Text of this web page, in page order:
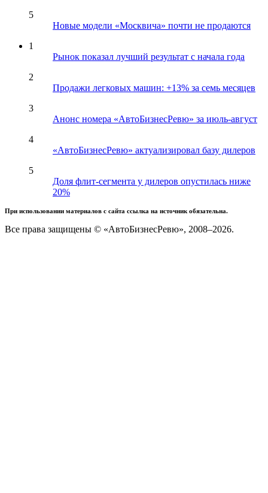
5
Новые модели «Москвича» почти не продаются
1
Рынок показал лучший результат с начала года
2
Продажи легковых машин: +13% за семь месяцев
3
Анонс номера «АвтоБизнесРевю» за июль-август
4
«АвтоБизнесРевю» актуализировал базу дилеров
5
Доля флит-сегмента у дилеров опустилась ниже
20%
При использовании материалов с сайта ссылка на источник обязательна.
Все права защищены © «АвтоБизнесРевю», 2008–2026.